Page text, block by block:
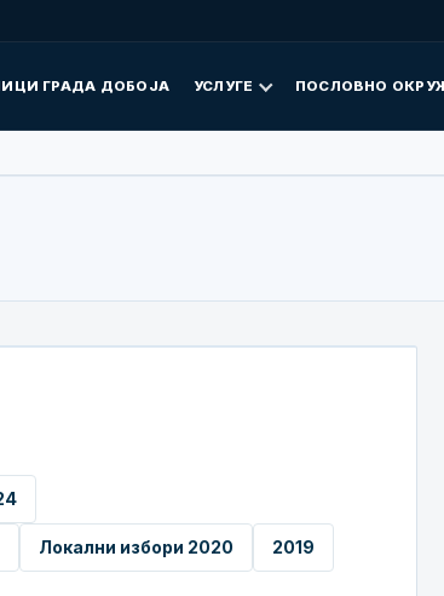
ГРАДА ДОБОЈА УСЛУГЕ ПОСЛОВНО
Локални избори 2020 2019